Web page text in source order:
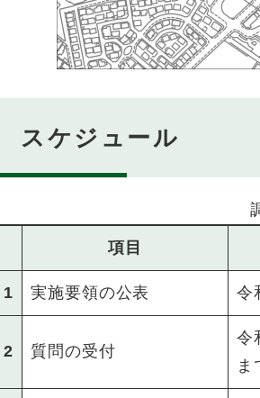
スケジュール
項目
1 実施要領の公表 令
2 質問の受付
令
ま